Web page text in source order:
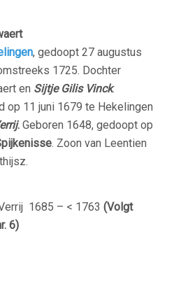
, gedoopt 27 augustus
1725. Dochter
en Sijtje Gilis Vinck.
op 11 juni 1679 te Hekelingen
. Geboren 1648, gedoopt op
. Zoon van Leentien
1685 – < 1763 (Volgt
6)